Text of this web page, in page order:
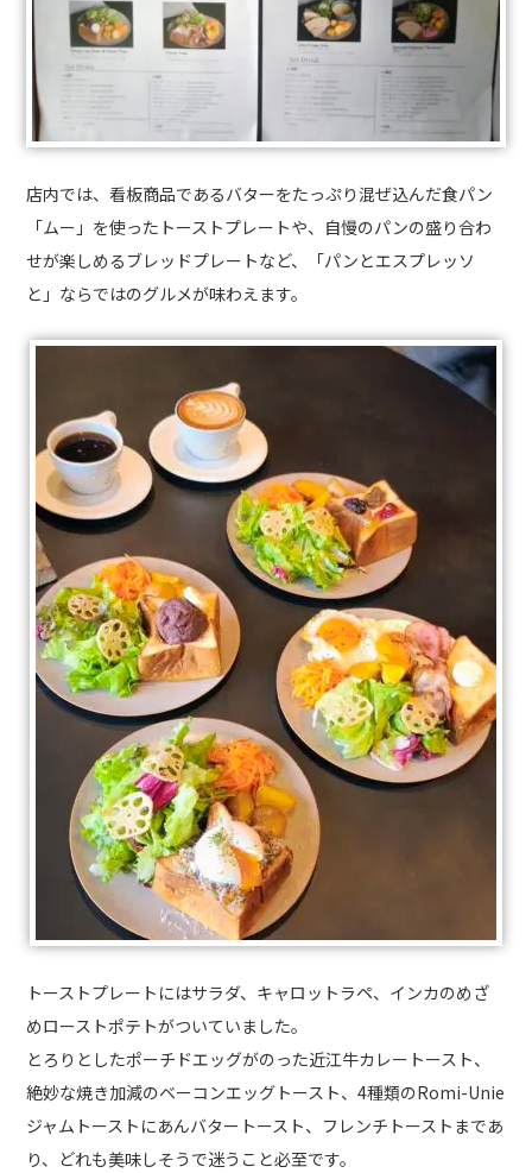
店内では、看板商品であるバターをたっぷり混ぜ込んだ食パン
「ムー」を使ったトーストプレートや、自慢のパンの盛り合わ
せが楽しめるブレッドプレートなど、「パンとエスプレッソ
と」ならではのグルメが味わえます。
トーストプレートにはサラダ、キャロットラペ、インカのめざ
めローストポテトがついていました。
とろりとしたポーチドエッグがのった近江牛カレートースト、
絶妙な焼き加減のベーコンエッグトースト、4種類のRomi-Unie
ジャムトーストにあんバタートースト、フレンチトーストまであ
り、どれも美味しそうで迷うこと必至です。